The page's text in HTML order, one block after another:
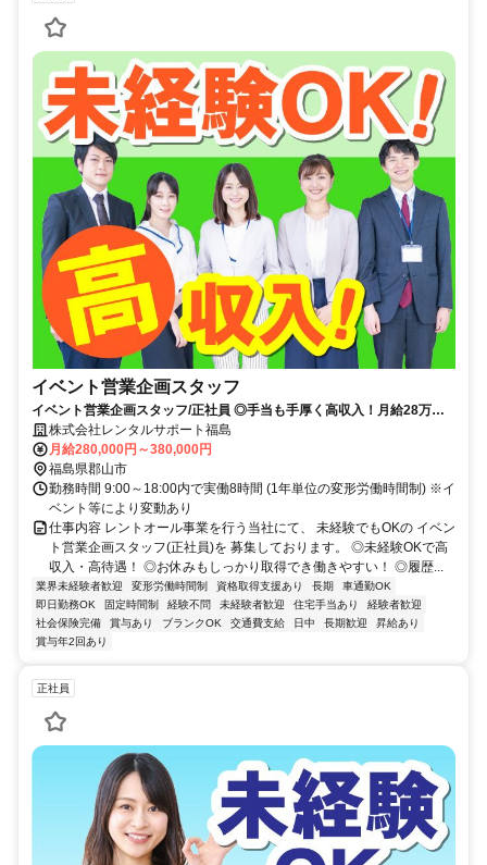
イベント営業企画スタッフ
イベント営業企画スタッフ/正社員 ◎手当も手厚く高収入！月給28万円
～ ◎未経験OK！研修制度も充実
株式会社レンタルサポート福島
月給280,000円～380,000円
福島県郡山市
勤務時間 9:00～18:00内で実働8時間 (1年単位の変形労働時間制) ※イ
ベント等により変動あり
仕事内容 レントオール事業を行う当社にて、 未経験でもOKの イベン
ト営業企画スタッフ(正社員)を 募集しております。 ◎未経験OKで高
収入・高待遇！ ◎お休みもしっかり取得でき働きやすい！ ◎履歴...
業界未経験者歓迎 変形労働時間制 資格取得支援あり 長期
車通勤OK
即日勤務OK
固定時間制 経験不問 未経験者歓迎 住宅手当あり
経験者歓迎
社会保険完備
賞与あり ブランクOK 交通費支給 日中 長期歓迎
昇給あり
賞与年2回あり
正社員